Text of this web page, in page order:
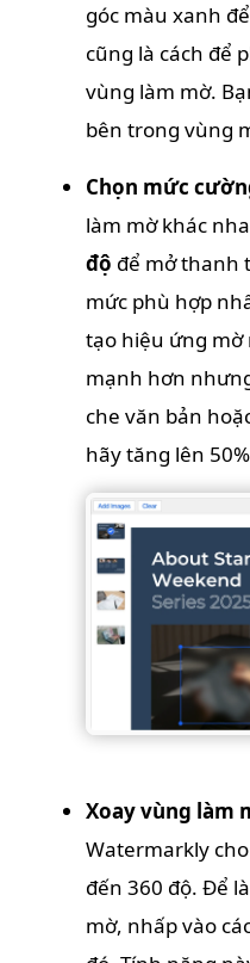
góc màu xanh
cũng là cách để
vùng làm mờ.
bên trong vùng
Chọn mức
làm mờ khác
độ để mở thanh
mức phù hợp
tạo hiệu ứng mờ
mạnh hơn
che văn bản
hãy tăng lên
Xoay vùng làm
Watermarkly
đến 360 độ. Để
mờ, nhấp vào